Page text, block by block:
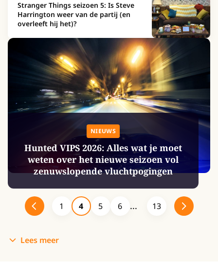
Stranger Things seizoen 5: Is Steve
Harrington weer van de partij (en
overleeft hij het)?
NIEUWS
Hunted VIPS 2026: Alles wat je moet
weten over het nieuwe seizoen vol
zenuwslopende vluchtpogingen
1 4 5 6 13
Lees meer